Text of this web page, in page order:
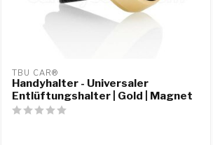
TBU CAR®
Handyhalter - Universaler
Entlüftungshalter | Gold | Magnet